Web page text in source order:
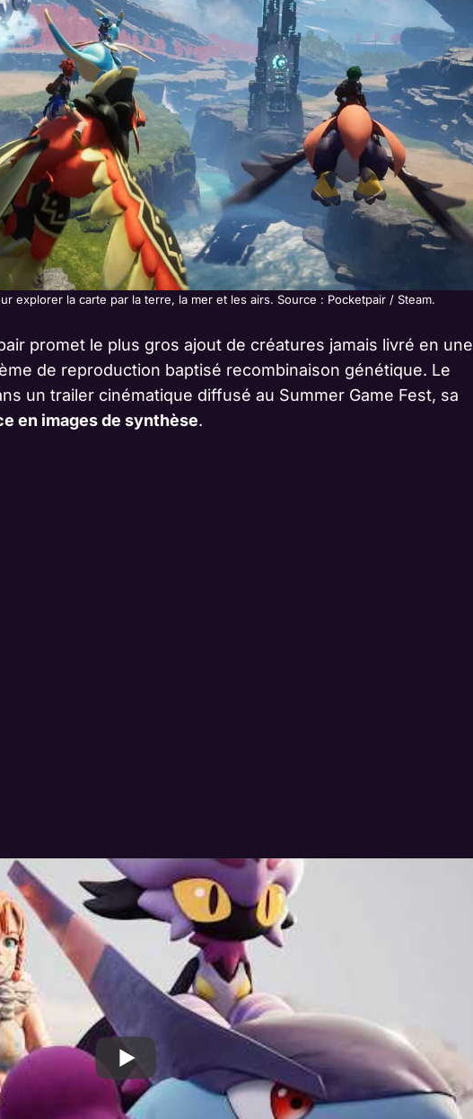
explorer la carte par la terre, la mer et les airs. Source : Pocketpair / Steam.
promet le plus gros ajout de créatures jamais livré en une
de reproduction baptisé recombinaison génétique. Le
un trailer cinématique diffusé au Summer Game Fest, sa
en images de synthèse.